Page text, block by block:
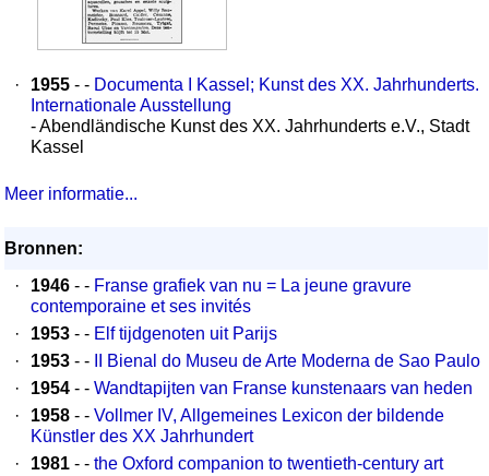
· 1955 - - Documenta I Kassel; Kunst des XX. Jahrhunderts.
Internationale Ausstellung
- Abendländische Kunst des XX. Jahrhunderts e.V., Stadt
Kassel
Meer informatie...
Bronnen:
·
1946 - - Franse grafiek van nu = La jeune gravure
contemporaine et ses invités
·
1953 - - Elf tijdgenoten uit Parijs
·
1953 - -
II Bienal do Museu de Arte Moderna de Sao Paulo
·
1954 - - Wandtapijten van Franse kunstenaars van heden
·
1958 - - Vollmer IV, Allgemeines Lexicon der bildende
Künstler des XX Jahrhundert
·
1981 - - the Oxford companion to twentieth-century art